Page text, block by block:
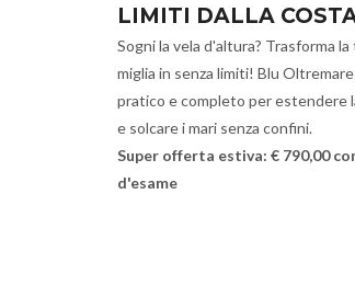
LIMITI DALLA
Sogni la vela d'altura? Trasforma
miglia in senza limiti! Blu
pratico e completo per estendere
e solcare i mari senza confini.
Super offerta estiva: € 790,00
d'esame